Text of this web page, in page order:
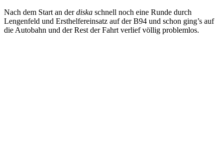
Nach dem Start an derdiska schnell noch eine Runde durch
Lengenfeld und Ersthelfereinsatz auf der B94 und schon ging’s auf
die Autobahn und der Rest der Fahrt verlief völlig problemlos.